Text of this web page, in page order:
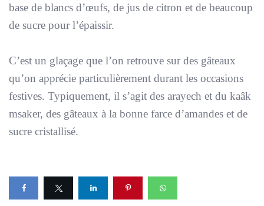
base de blancs d’œufs, de jus de citron et de beaucoup
de sucre pour l’épaissir.
C’est un glaçage que l’on retrouve sur des gâteaux
qu’on apprécie particulièrement durant les occasions
festives. Typiquement, il s’agit des arayech et du kaâk
msaker, des gâteaux à la bonne farce d’amandes et de
sucre cristallisé.